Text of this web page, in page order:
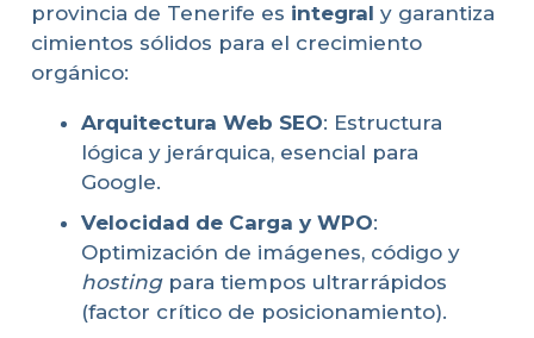
provincia de Tenerife es integral y garantiza
cimientos sólidos para el crecimiento
orgánico:
Arquitectura Web SEO: Estructura
lógica y jerárquica, esencial para
Google.
Velocidad de Carga y WPO:
Optimización de imágenes, código y
hostingpara tiempos ultrarrápidos
(factor crítico de posicionamiento).